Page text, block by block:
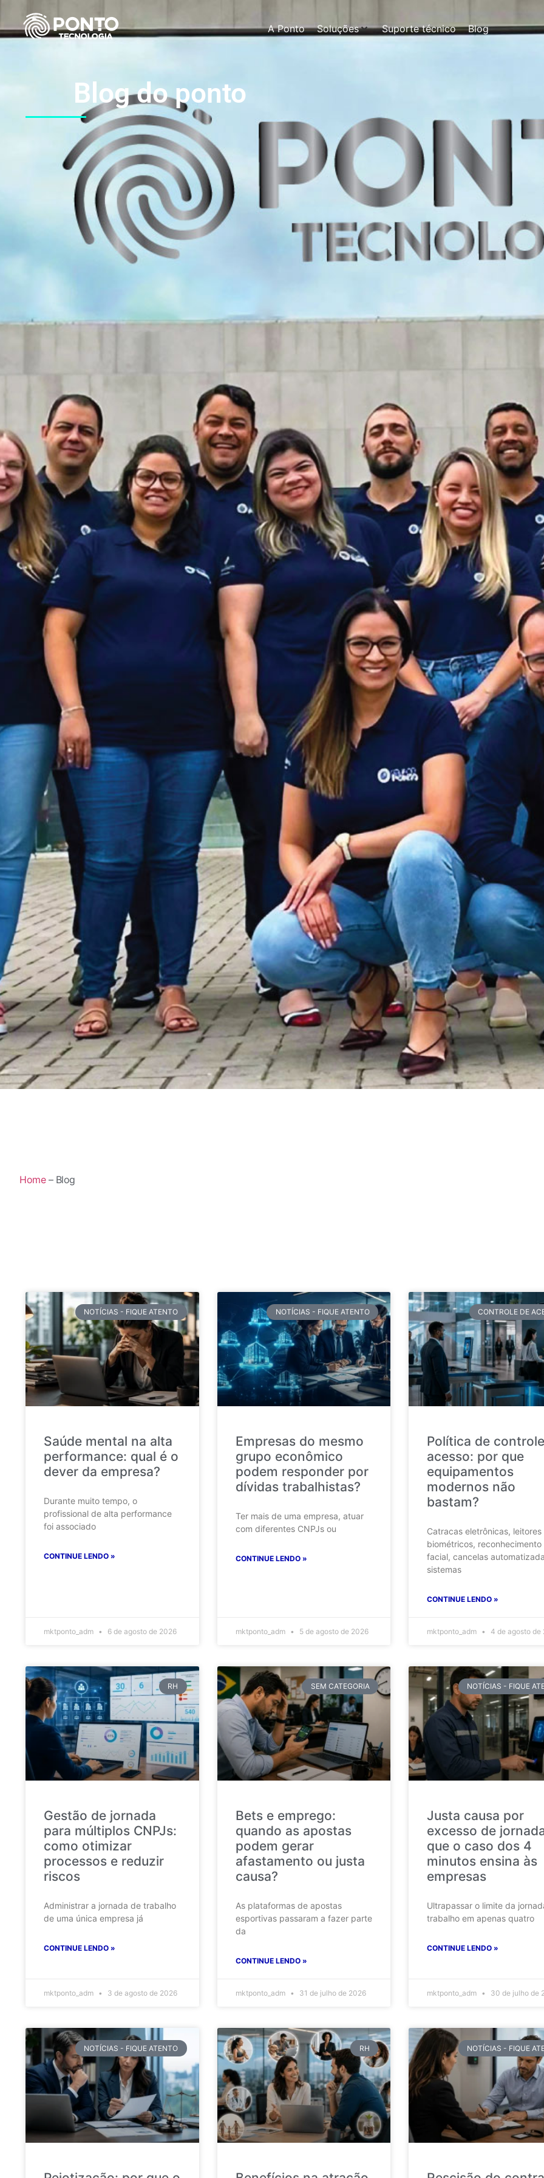
A Ponto Soluções Suporte técnico Blog
Blog do ponto
Home– Blog
NOTÍCIAS - FIQUE ATENTO
Saúde mental na alta
performance: qual é o
dever da empresa?
Durante muito tempo, o
profissional de alta performance
foi associado
CONTINUE LENDO »
mktponto_adm 6 de agosto de 2026
NOTÍCIAS - FIQUE ATENTO
Empresas do mesmo
grupo econômico
podem responder por
dívidas trabalhistas?
Ter mais de uma empresa, atuar
com diferentes CNPJs ou
CONTINUE LENDO »
mktponto_adm 5 de agosto de 2026
CONTROLE DE
Política de
acesso: por que
equipamentos
modernos não
bastam?
Catracas eletrônicas, leitores
biométricos, reconhecimento
facial, cancelas
sistemas
CONTINUE LENDO »
mktponto_adm 4 de agosto de
RH
Gestão de jornada
para múltiplos CNPJs:
como otimizar
processos e reduzir
riscos
Administrar a jornada de trabalho
de uma única empresa já
CONTINUE LENDO »
mktponto_adm 3 de agosto de 2026
SEM CATEGORIA
Bets e emprego:
quando as apostas
podem gerar
afastamento ou justa
causa?
As plataformas de apostas
esportivas passaram a fazer parte
da
CONTINUE LENDO »
mktponto_adm 31 de julho de 2026
NOTÍCIAS - FIQUE
Justa causa por
excesso de
que o caso dos 4
minutos ensina às
empresas
Ultrapassar o limite da
trabalho em apenas quatro
CONTINUE LENDO »
mktponto_adm 30 de julho de
NOTÍCIAS - FIQUE ATENTO RH NOTÍCIAS - FIQUE